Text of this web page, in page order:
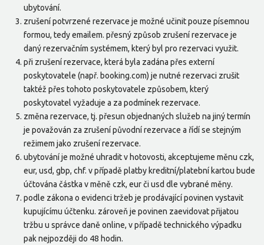
ubytování.
zrušení potvrzené rezervace je možné učinit pouze písemnou
formou, tedy emailem. přesný způsob zrušení rezervace je
daný rezervačním systémem, který byl pro rezervaci využit.
při zrušení rezervace, která byla zadána přes externí
poskytovatele (např. booking.com) je nutné rezervaci zrušit
taktéž přes tohoto poskytovatele způsobem, který
poskytovatel vyžaduje a za podmínek rezervace.
změna rezervace, tj. přesun objednaných služeb na jiný termín
je považován za zrušení původní rezervace a řídí se stejným
režimem jako zrušení rezervace.
ubytování je možné uhradit v hotovosti, akceptujeme měnu czk,
eur, usd, gbp, chf. v případě platby kreditní/platební kartou bude
účtována částka v měně czk, eur či usd dle vybrané měny.
podle zákona o evidenci tržeb je prodávající povinen vystavit
kupujícímu účtenku. zároveň je povinen zaevidovat přijatou
tržbu u správce daně online, v případě technického výpadku
pak nejpozději do 48 hodin.